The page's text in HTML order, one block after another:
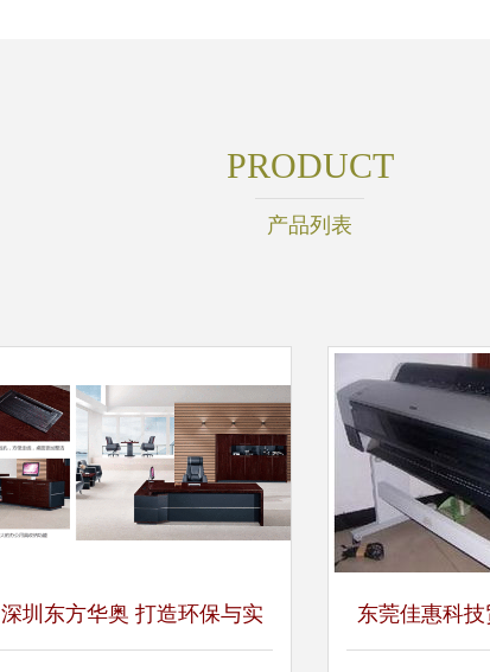
PRODUCT
产品列表
深圳东方华奥 打造环保与实 东莞佳惠科